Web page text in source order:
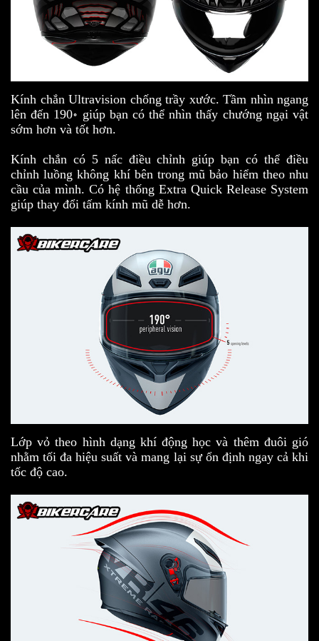
Kính chắn Ultravision chống trầy xước. Tầm nhìn ngang
lên đến 190॰ giúp bạn có thể nhìn thấy chướng ngại vật
sớm hơn và tốt hơn.
Kính chắn có 5 nấc điều chỉnh giúp bạn có thể điều
chỉnh luồng không khí bên trong mũ bảo hiểm theo nhu
cầu của mình. Có hệ thống Extra Quick Release System
giúp thay đổi tấm kính mũ dễ hơn.
Lớp vỏ theo hình dạng khí động học và thêm đuôi gió
nhằm tối đa hiệu suất và mang lại sự ổn định ngay cả khi
tốc độ cao.